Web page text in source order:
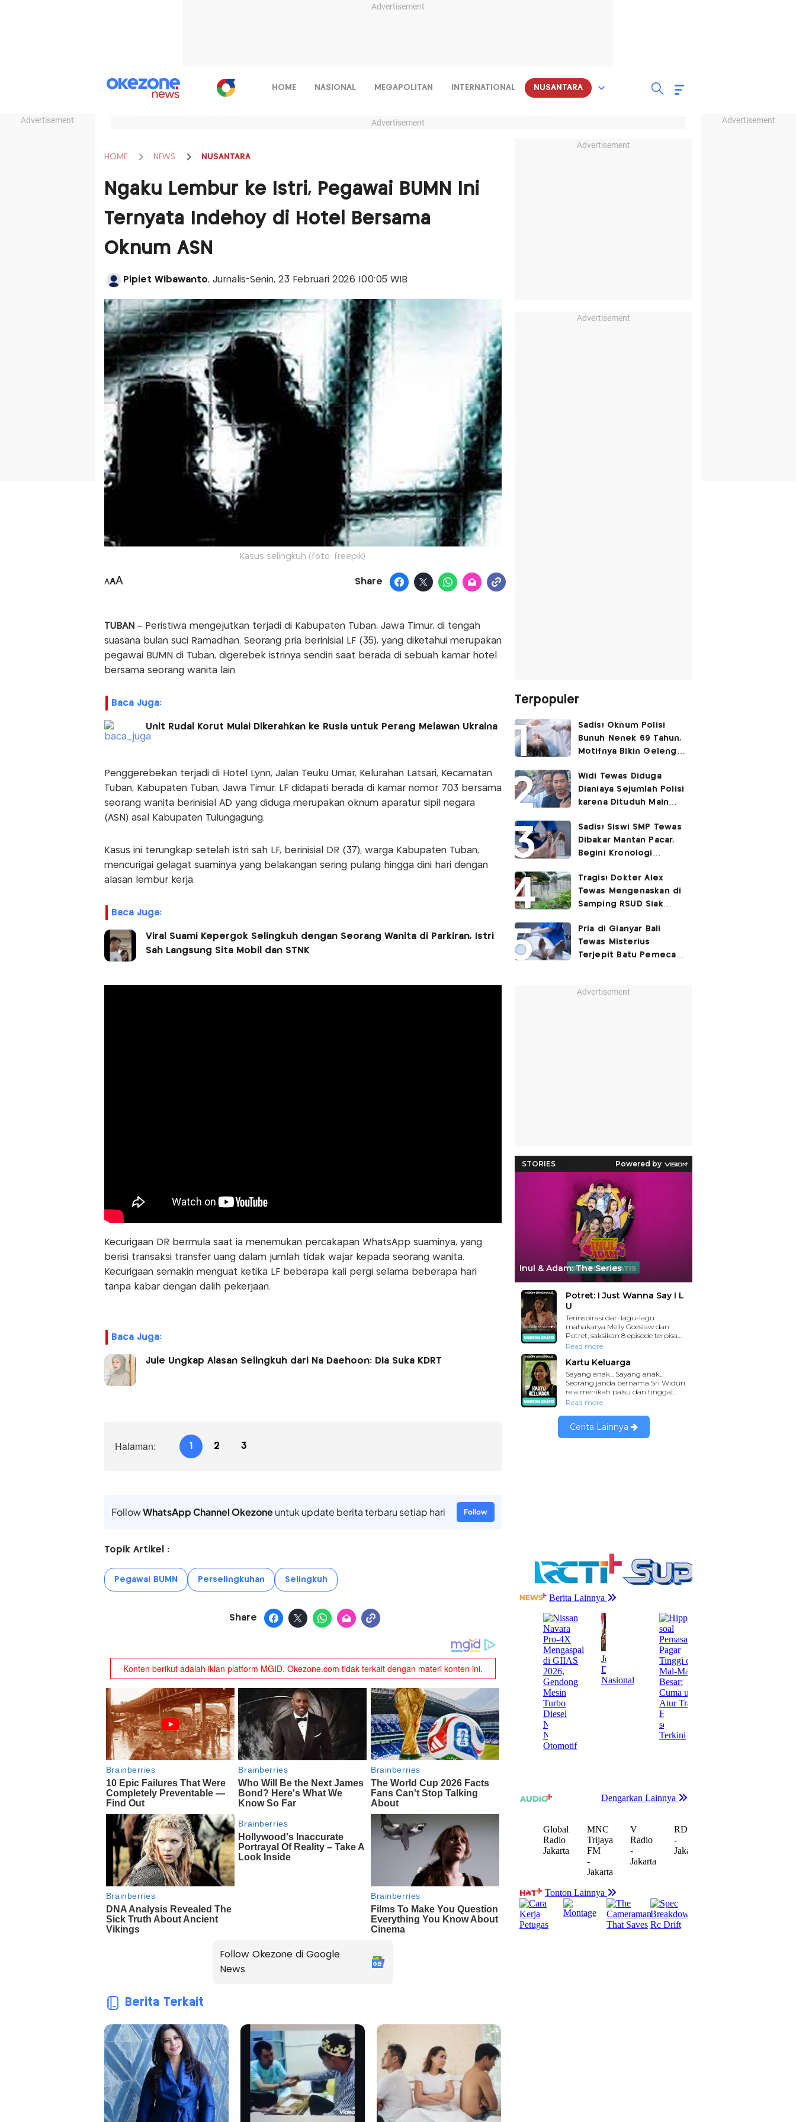
Advertisement
Advertisement Advertisement
HOME NASIONAL MEGAPOLITAN INTERNATIONAL NUSANTARA
Advertisement
HOME NEWS NUSANTARA
Ngaku Lembur ke Istri, Pegawai BUMN Ini
Ternyata Indehoy di Hotel Bersama
Oknum ASN
Pipiet Wibawanto, Jurnalis-Senin, 23 Februari 2026 |00:05 WIB
Kasus selingkuh (foto: freepik)
AAA Share
TUBAN – Peristiwa mengejutkan terjadi di Kabupaten Tuban, Jawa Timur, di tengah
suasana bulan suci Ramadhan. Seorang pria berinisial LF (35), yang diketahui merupakan
pegawai BUMN di Tuban, digerebek istrinya sendiri saat berada di sebuah kamar hotel
bersama seorang wanita lain.
Baca Juga:
Unit Rudal Korut Mulai Dikerahkan ke Rusia untuk Perang Melawan Ukraina
Penggerebekan terjadi di Hotel Lynn, Jalan Teuku Umar, Kelurahan Latsari, Kecamatan
Tuban, Kabupaten Tuban, Jawa Timur. LF didapati berada di kamar nomor 703 bersama
seorang wanita berinisial AD yang diduga merupakan oknum aparatur sipil negara
(ASN) asal Kabupaten Tulungagung.
Kasus ini terungkap setelah istri sah LF, berinisial DR (37), warga Kabupaten Tuban,
mencurigai gelagat suaminya yang belakangan sering pulang hingga dini hari dengan
alasan lembur kerja.
Baca Juga:
Viral Suami Kepergok Selingkuh dengan Seorang Wanita di Parkiran, Istri
Sah Langsung Sita Mobil dan STNK
Kecurigaan DR bermula saat ia menemukan percakapan WhatsApp suaminya, yang
berisi transaksi transfer uang dalam jumlah tidak wajar kepada seorang wanita.
Kecurigaan semakin menguat ketika LF beberapa kali pergi selama beberapa hari
tanpa kabar dengan dalih pekerjaan.
Baca Juga:
Jule Ungkap Alasan Selingkuh dari Na Daehoon: Dia Suka KDRT
Halaman: 1 2 3
FollowWhatsApp Channel Okezoneuntuk update berita terbaru setiap hari Follow
Topik Artikel :
Pegawai BUMN Perselingkuhan Selingkuh
Share
Follow Okezone di Google
News
Berita Terkait
Advertisement
Advertisement
Terpopuler
Sadis! Oknum Polisi
Bunuh Nenek 69 Tahun,
Motifnya Bikin Geleng
Widi Tewas Diduga
Dianiaya Sejumlah Polisi
karena Dituduh Main
Sadis! Siswi SMP Tewas
Dibakar Mantan Pacar,
Begini Kronologi
Tragis! Dokter Alex
Tewas Mengenaskan di
Samping RSUD Siak
Rocuronium
Pria di Gianyar Bali
Tewas Misterius
Terjepit Batu Pemecah
Advertisement